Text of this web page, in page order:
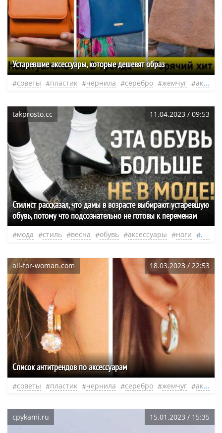
Устаревшие аксессуары, которые дешевят образ
советы пластик чернила серебро жемчуг аксессуары
takprosto.cc 11.04.2023 / 09:53
Стилист рассказал, что дамы в возрасте выбирают устаревшую
обувь, потому что подсознательно не готовы к переменам
мода стиль весна обувь аксессуары ноги образ
all-for-woman.com 18.03.2023 / 22:53
Список антитрендов по аксессуарам
советы пластик чернила серебро жемчуг аксессуары
cpykami.ru 15.01.2023 / 15:35